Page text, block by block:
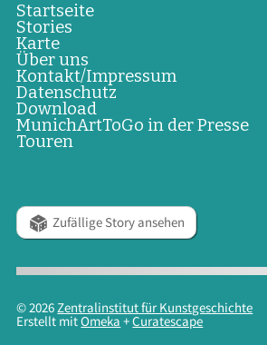
Startseite
Stories
Karte
Über uns
Kontakt/Impressum
Datenschutz
Download
MunichArtToGo in der Presse
Touren
Zufällige Story ansehen
© 2026 Zentralinstitut für Kunstgeschichte
Erstellt mitOmeka +Curatescape